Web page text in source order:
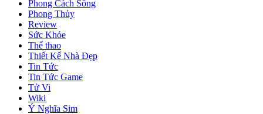
Phong Cách Sống
Phong Thủy
Review
Sức Khỏe
Thể thao
Thiết Kế Nhà Đẹp
Tin Tức
Tin Tức Game
Tử Vi
Wiki
Ý Nghĩa Sim